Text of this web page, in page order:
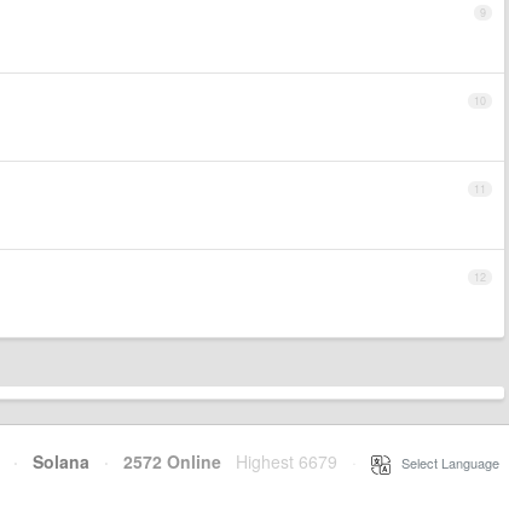
9
10
11
12
· Solana · 2572 Online Highest 6679 Select Language